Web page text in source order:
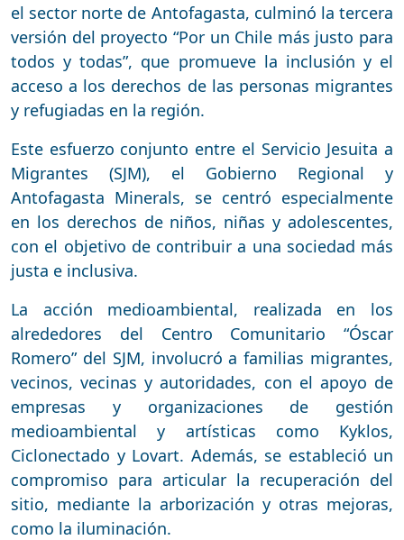
el sector norte de Antofagasta, culminó la tercera
versión del proyecto “Por un Chile más justo para
todos y todas”, que promueve la inclusión y el
acceso a los derechos de las personas migrantes
y refugiadas en la región.
Este esfuerzo conjunto entre el Servicio Jesuita a
Migrantes (SJM), el Gobierno Regional y
Antofagasta Minerals, se centró especialmente
en los derechos de niños, niñas y adolescentes,
con el objetivo de contribuir a una sociedad más
justa e inclusiva.
La acción medioambiental, realizada en los
alrededores del Centro Comunitario “Óscar
Romero” del SJM, involucró a familias migrantes,
vecinos, vecinas y autoridades, con el apoyo de
empresas y organizaciones de gestión
medioambiental y artísticas como Kyklos,
Ciclonectado y Lovart. Además, se estableció un
compromiso para articular la recuperación del
sitio, mediante la arborización y otras mejoras,
como la iluminación.